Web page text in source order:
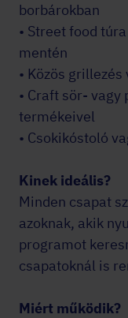
borbárokban
• Street food
mentén
• Közös
• Craft sör-
termékeivel
• Csokikóstoló
Kinek ideális?
Minden csapat
azoknak, akik
programot
csapatoknál is
Miért működik?